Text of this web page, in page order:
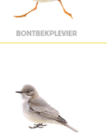
BONTBEKPLEVIER